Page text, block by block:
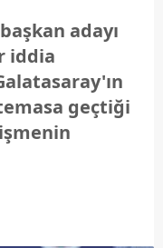
adayı
iddia
geçtiği